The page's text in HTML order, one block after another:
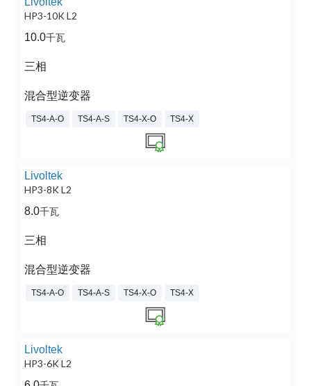
HP3-10K L2
10.0千瓦
三相
混合型逆变器
TS4-A-O TS4-A-S TS4-X-O TS4-X
Livoltek
HP3-8K L2
8.0千瓦
三相
混合型逆变器
TS4-A-O TS4-A-S TS4-X-O TS4-X
Livoltek
HP3-6K L2